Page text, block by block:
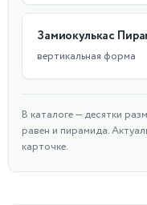
Замиокулькас
вертикальная форма
В каталоге — десятки
равен и пирамида.
карточке.